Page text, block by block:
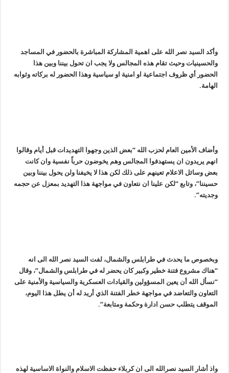
وأكد السيد نصر الله على اهمية المشاركة المباشرة بالحضور في المساجد
والحسينيات وحيث تقام هذه المجالس ولا يجب ان تحول بيننا وبين هذا
الحضور أي ظروف اجتماعية او امنية او سياسية وهذا الحضور له بركاته وثوابه
الهامة.
وأضاف الأمين العام لحزب الله “بعض الذين وجهوا التهديدات قبل أيام وقالوا
انهم يريدون ان يستهدفوا المجالس وهم يخوضون حرباً نفسية وان كانت
بعض وسائل الاعلام تعينهم على ذلك لكن هذا لا يخيفنا ولن يحول بيننا وبين
حسيننا”، وتابع “لكن علينا ان نتعاون في مواجهة هذا التهديد بمعزل عن حجمه
وجديته”.
وبخصوص ما يحدث في طرابلس والشمال، لفت السيد نصر الله الى انه
“هناك مشروع فتنة خطير وكبير كان يحضر له في طرابلس والشمال”، وقال
“نسأل الله أن يعين المسؤولين والقيادات العسكرية والسياسية والأمنية على
التعاون والتعاضد في مواجهة خطر الفتنة الذي أريد له أن يطل هذا اليوم،
الموقف يتطلب حسن ادارة وحكمة ومتابعة”.
واذ أشار السيد نصرالله الى ان كربلاء حفظت الاسلام والنواة الاساسية لهذه